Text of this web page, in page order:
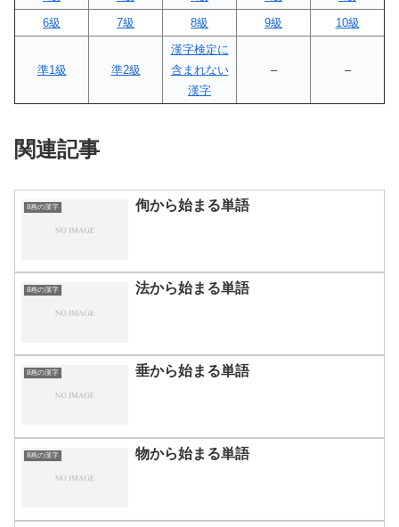
6級
7級 8級 9級 10級
準1級 準2級
漢字検定に
含まれない
漢字
– –
関連記事
8画の漢字 侚から始まる単語
8画の漢字 法から始まる単語
8画の漢字 垂から始まる単語
8画の漢字 物から始まる単語